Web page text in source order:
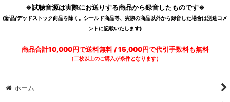
※試聴音源は実際にお送りする商品から録音したものです※
(新品/デッドストック商品を除く。シールド商品等、実際の商品以外から録音した場合は別途コメ
ントに記載いたします)
商品合計10,000円で送料無料 / 15,000円で代引手数料も無料
（二枚以上のご購入が条件となります）
ホーム